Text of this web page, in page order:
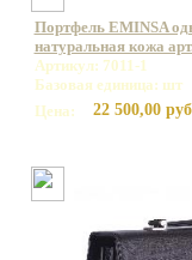
Портфель EMINSA
натуральная кожа
Артикул: 7011-1
Базовая единица: шт
Цена:
22 500,00